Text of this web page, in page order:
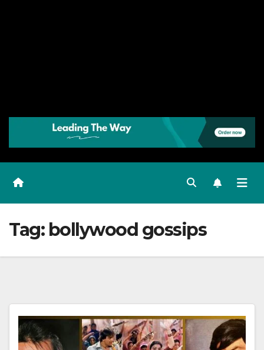
Tag: bollywood gossips